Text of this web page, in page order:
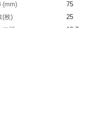
(mm)
75
(枚)
25
フ幅
12.7mm